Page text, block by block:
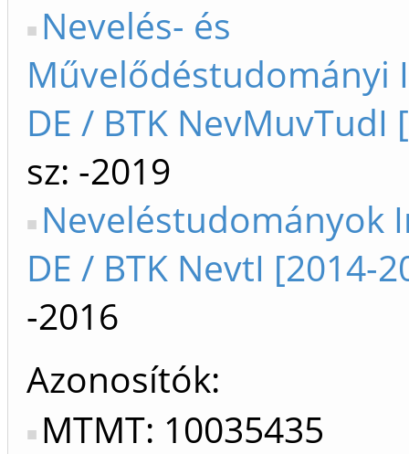
Nevelés- és
Művelődéstudományi
DE / BTK NevMuvTudI
sz: -2019
Neveléstudományok
DE / BTK NevtI [2014-
-2016
Azonosítók
MTMT: 10035435